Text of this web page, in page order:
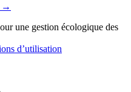
→
une gestion écologique des
d’utilisation